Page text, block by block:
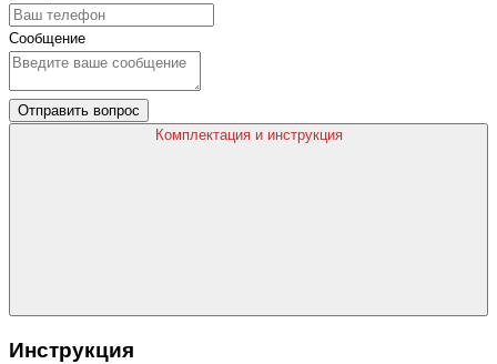
Сообщение
Отправить вопрос
Комплектация и инструкция
Инструкция